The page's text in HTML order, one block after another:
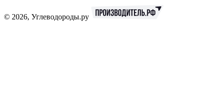
© 2026, Углеводороды.ру